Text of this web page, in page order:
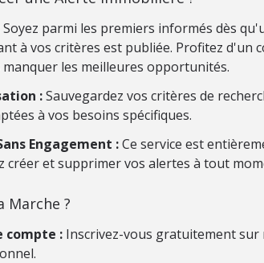
Soyez parmi les premiers informés dès
à vos critères est publiée. Profitez d'un
les meilleures opportunités.
:Sauvegardez vos critères de
à vos besoins spécifiques.
Engagement :Ce service est
créer et supprimer vos alertes à tout
Marche ?
compte : Inscrivez-vous gratuitement